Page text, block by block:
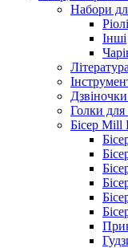
Набори
Інші
Голки для
Бісер Mill